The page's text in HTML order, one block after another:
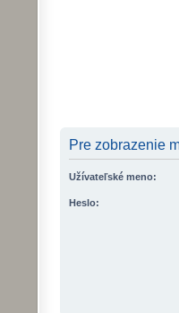
Pre zobrazenie
Užívateľské meno:
Heslo: